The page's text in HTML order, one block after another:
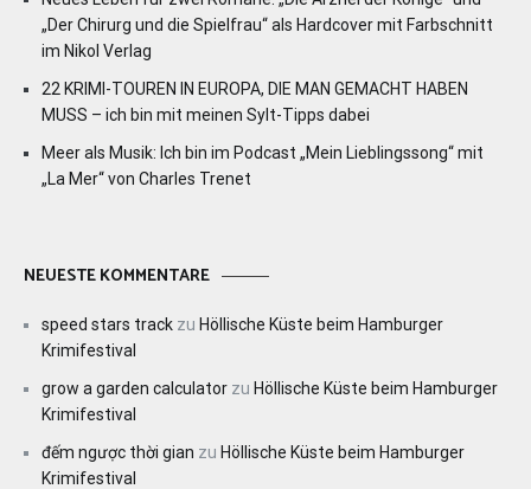
„Der Chirurg und die Spielfrau“ als Hardcover mit Farbschnitt
im Nikol Verlag
22 KRIMI-TOUREN IN EUROPA, DIE MAN GEMACHT HABEN
MUSS – ich bin mit meinen Sylt-Tipps dabei
Meer als Musik: Ich bin im Podcast „Mein Lieblingssong“ mit
„La Mer“ von Charles Trenet
NEUESTE KOMMENTARE
speed stars track zu Höllische Küste beim Hamburger
Krimifestival
grow a garden calculator zu Höllische Küste beim Hamburger
Krimifestival
đếm ngược thời gian zu Höllische Küste beim Hamburger
Krimifestival